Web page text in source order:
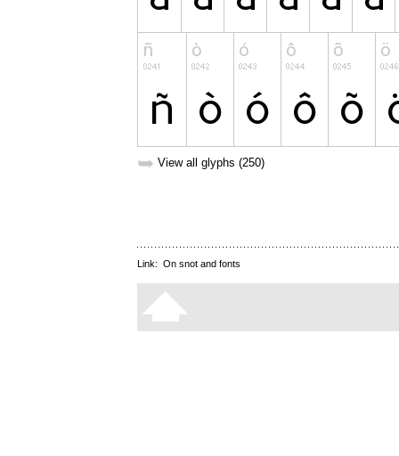
➥ View all glyphs (250)
Link: On snot and fonts